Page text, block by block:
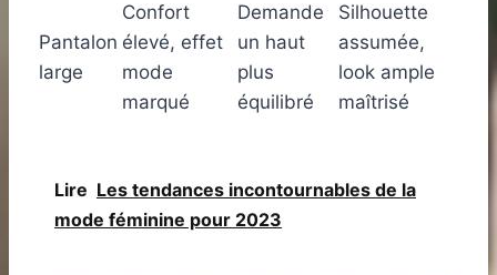
Pantalon
large
Confort
élevé, effet
mode
marqué
Demande
un haut
plus
équilibré
Silhouette
assumée,
look ample
maîtrisé
Lire Les tendances incontournables de la
mode féminine pour 2023